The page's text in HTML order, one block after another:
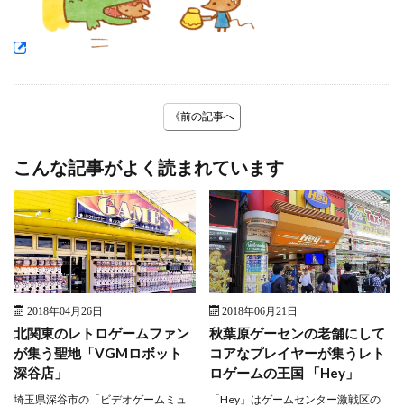
《前の記事へ
こんな記事がよく読まれています
2018年04月26日
北関東のレトロゲームファン
が集う聖地「VGMロボット
深谷店」
埼玉県深谷市の「ビデオゲームミュ
2018年06月21日
秋葉原ゲーセンの老舗にして
コアなプレイヤーが集うレト
ロゲームの王国 「Hey」
「Hey」はゲームセンター激戦区の